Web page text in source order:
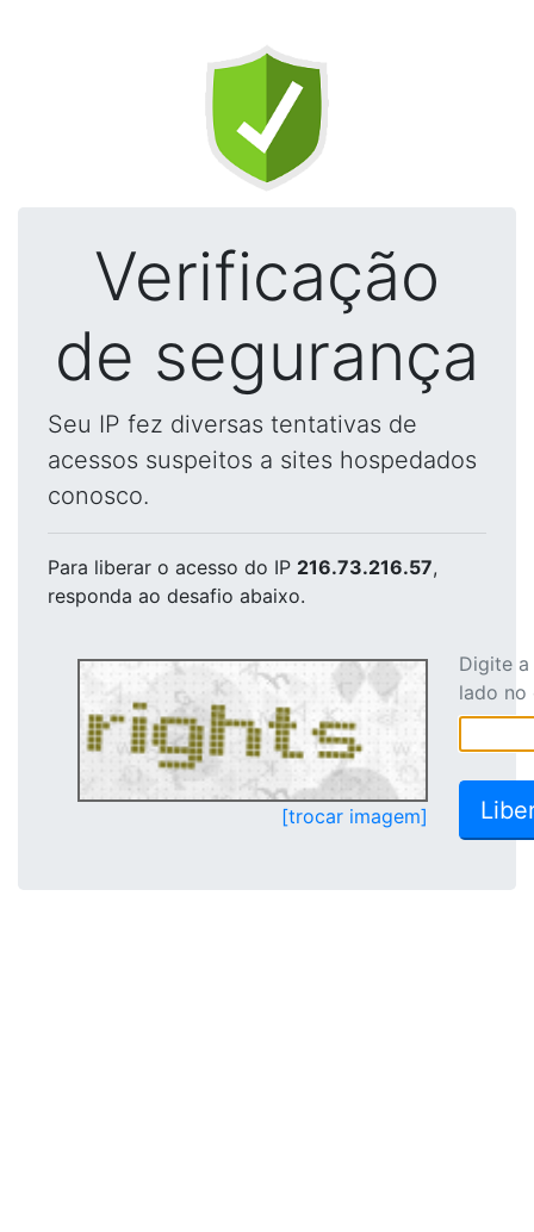
Verificação
de segurança
Seu IP fez diversas tentativas de
acessos suspeitos a sites hospedados
conosco.
Para liberar o acesso do IP 216.73.216.57,
responda ao desafio abaixo.
[trocar imagem]
Digite
lado no